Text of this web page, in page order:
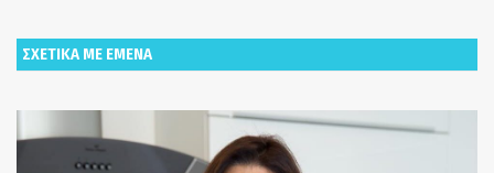
ΣΧΕΤΙΚΑ ΜΕ ΕΜΕΝΑ